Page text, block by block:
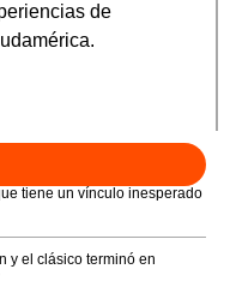
de
tiene un vínculo inesperado
y el clásico terminó en